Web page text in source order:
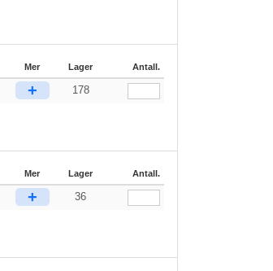
Mer Lager Antall.
+ 178
Mer Lager Antall.
+ 36